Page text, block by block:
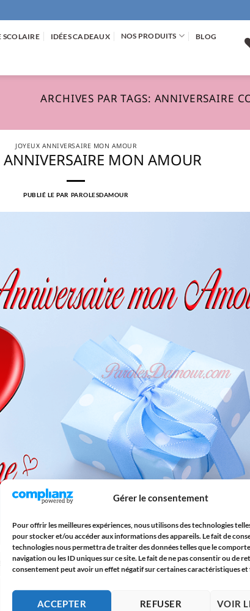
Gérer le consentement
Pour offrir les meilleures expériences, nous utilisons des technologies
pour stocker et/ou accéder aux informations des appareils. Le fait de
technologies nous permettra de traiter des données telles que le
navigation ou les ID uniques sur ce site. Le fait de ne pas consentir ou de
consentement peut avoir un effet négatif sur certaines caractéristiques
ACCEPTER REFUSER VOIR
SCOLAIRE IDÉES CADEAUX NOS PRODUITS BLOG
ARCHIVES PAR TAGS: ANNIVERSAIRE
JOYEUX ANNIVERSAIRE MON AMOUR
ANNIVERSAIRE MON AMOUR
PUBLIÉ LEPAR PAROLESDAMOUR
exprimez à votre moitié l’immensité de vos sentiments.
pour lui dire à quel point vous l’aimez et combien il
amour, je t’aime de tout mon cœur ! À MA MOITIÉ,À